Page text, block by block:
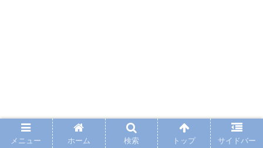
メニュー ホーム 検索 トップ サイドバー